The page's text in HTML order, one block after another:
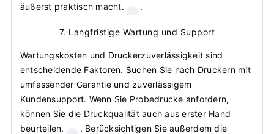
äußerst praktisch macht.
.
7. Langfristige Wartung und Support
Wartungskosten und Druckerzuverlässigkeit sind
entscheidende Faktoren. Suchen Sie nach Druckern mit
umfassender Garantie und zuverlässigem
Kundensupport. Wenn Sie Probedrucke anfordern,
können Sie die Druckqualität auch aus erster Hand
beurteilen.
. Berücksichtigen Sie außerdem die